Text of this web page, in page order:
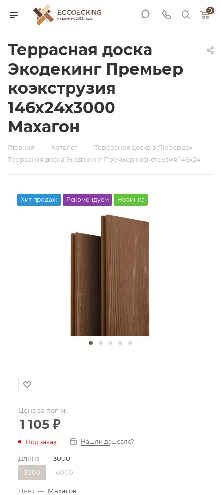
0
Террасная доска
Экодекинг Премьер
коэкструзия
146х24х3000
Махагон
Главная — Каталог — Террасная доска в Люберцах —
Террасная доска Экодекинг Премьер коэкструзия 146х24
Хит продаж Рекомендуем Новинка
Цена за пог. м
1 105 ₽
Под заказ Нашли дешевле?
Длина — 3000
3000
4000
Цвет — Махагон